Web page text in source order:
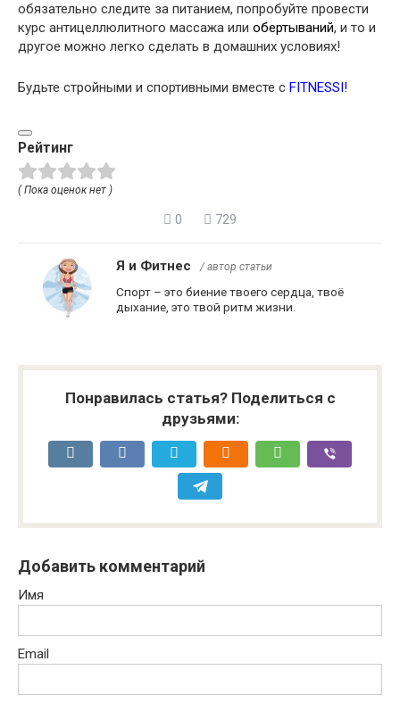
обязательно следите за питанием, попробуйте провести
курс антицеллюлитного массажа или обертываний, и то и
другое можно легко сделать в домашних условиях!
Будьте стройными и спортивными вместе с FITNESSI!
Рейтинг
( Пока оценок нет )
0 729
Я и Фитнес / автор статьи
Спорт – это биение твоего сердца, твоё
дыхание, это твой ритм жизни.
Понравилась статья? Поделиться с
друзьями:
Добавить комментарий
Имя
Email